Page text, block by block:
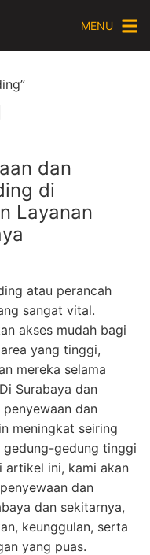
MENU
dan
di
Layanan
atau perancah
sangat vital.
akses mudah bagi
yang tinggi,
mereka selama
Surabaya dan
dan
meningkat seiring
gedung-gedung tinggi
artikel ini, kami akan
dan
dan sekitarnya,
keunggulan, serta
yang puas.